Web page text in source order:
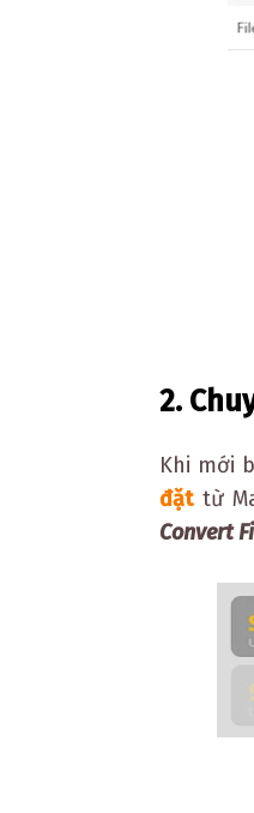
2.
Khi mới
đặttừ
Convert